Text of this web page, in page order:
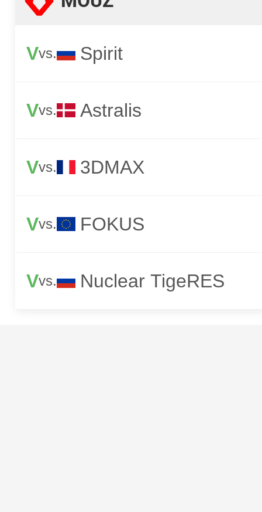
Vvs. Spirit
Vvs. Astralis
Vvs. 3DMAX
Vvs. FOKUS
Vvs. Nuclear TigeRES